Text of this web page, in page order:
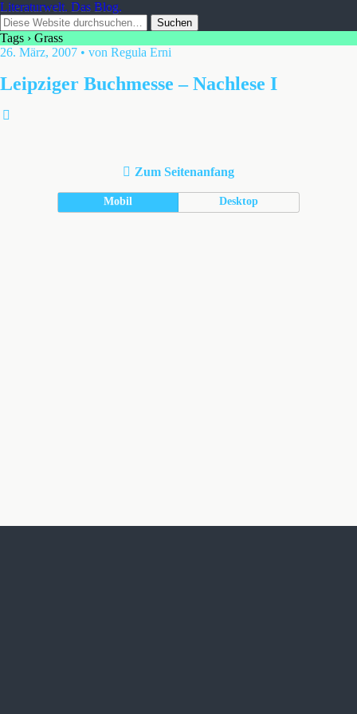
Literaturwelt. Das Blog.
Tags › Grass
26. März, 2007 • von Regula Erni
Leipziger Buchmesse – Nachlese I
Zum Seitenanfang
Mobil Desktop